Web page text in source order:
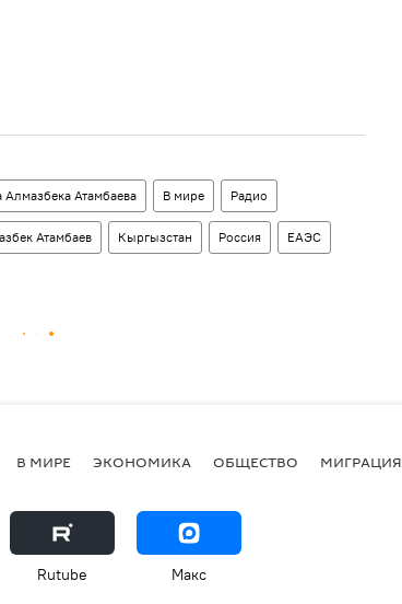
Алмазбека Атамбаева В мире Радио
Атамбаев Кыргызстан Россия ЕАЭС
В МИРЕ ЭКОНОМИКА ОБЩЕСТВО МИГРАЦИЯ
Rutube Макс